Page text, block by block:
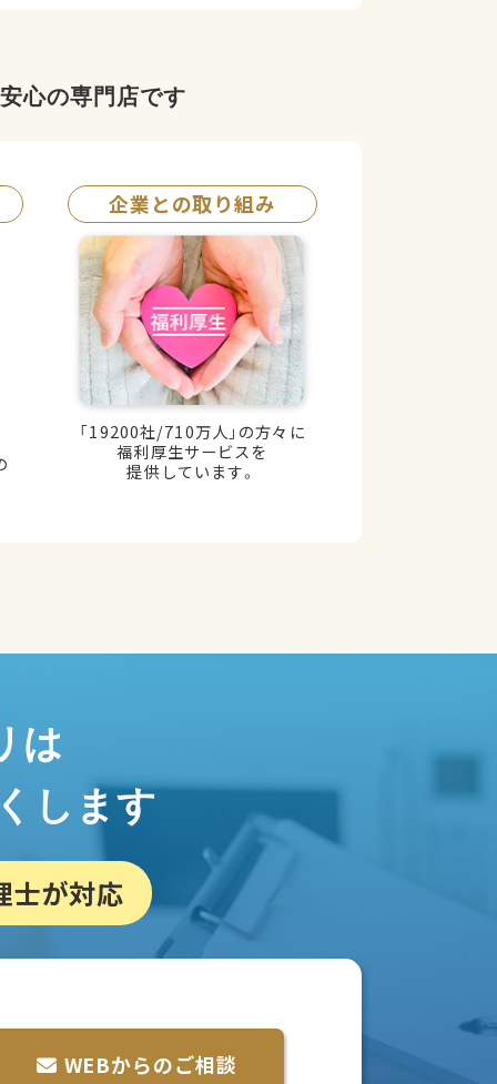
心の専門店です
企業との取り組み
「19200社/710万人」の方々に
福利厚生サービスを
提供しています。
は
します
士が対応
WEBからのご相談